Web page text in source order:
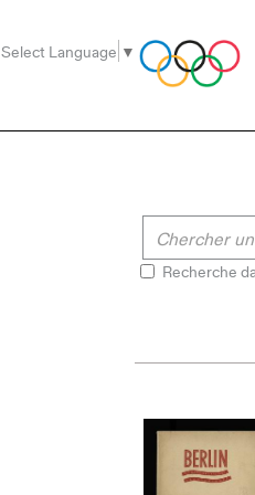
Select Language ▼ menu
contenu
la
recherche
Recherche